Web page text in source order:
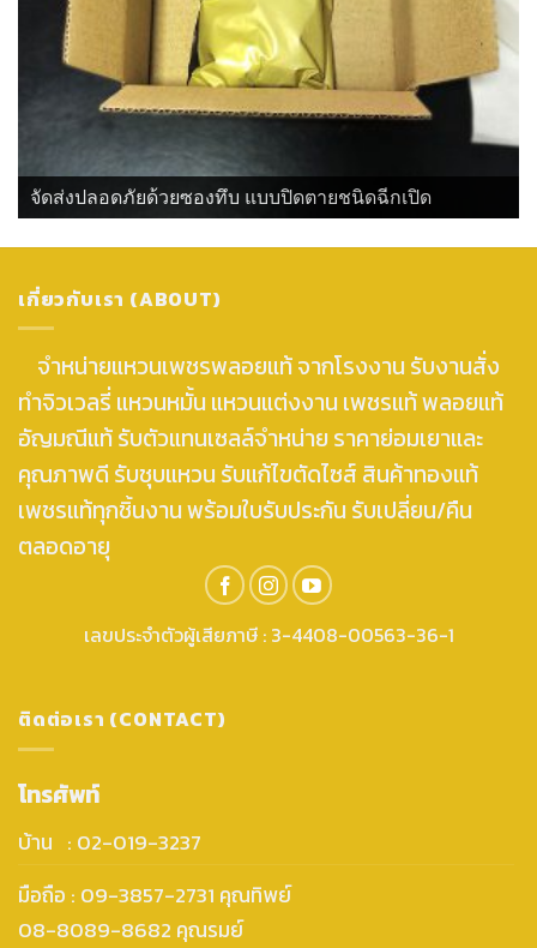
จัดส่งปลอดภัยด้วยซองทึบ แบบปิดตายชนิดฉีกเปิด
เกี่ยวกับเรา (ABOUT)
จำหน่ายแหวนเพชรพลอยแท้ จากโรงงาน รับงานสั่ง
ทำจิวเวลรี่ แหวนหมั้น แหวนแต่งงาน เพชรแท้ พลอยแท้
อัญมณีแท้ รับตัวแทนเซลล์จำหน่าย ราคาย่อมเยาและ
คุณภาพดี รับชุบแหวน รับแก้ไขตัดไซส์ สินค้าทองแท้
เพชรแท้ทุกชิ้นงาน พร้อมใบรับประกัน รับเปลี่ยน/คืน
ตลอดอายุ
เลขประจำตัวผู้เสียภาษี : 3-4408-00563-36-1
ติดต่อเรา (CONTACT)
โทรศัพท์
บ้าน : 02-019-3237
มือถือ : 09-3857-2731 คุณทิพย์
08-8089-8682 คุณรมย์